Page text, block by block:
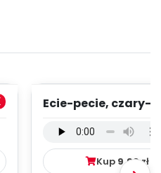
Ecie-pecie, czary-
mp3)
Kup 9.99zł